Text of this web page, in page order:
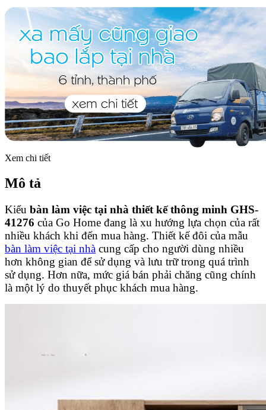
Xem chi tiết
Mô tả
Kiểu bàn làm việc tại nhà thiết kế thông minh GHS-
41276 của Go Home đang là xu hướng lựa chọn của rất
nhiều khách khi đến mua hàng. Thiết kế đôi của mẫu
bàn làm việc tại nhà cung cấp cho người dùng nhiều
hơn không gian để sử dụng và lưu trữ trong quá trình
sử dụng. Hơn nữa, mức giá bán phải chăng cũng chính
là một lý do thuyết phục khách mua hàng.